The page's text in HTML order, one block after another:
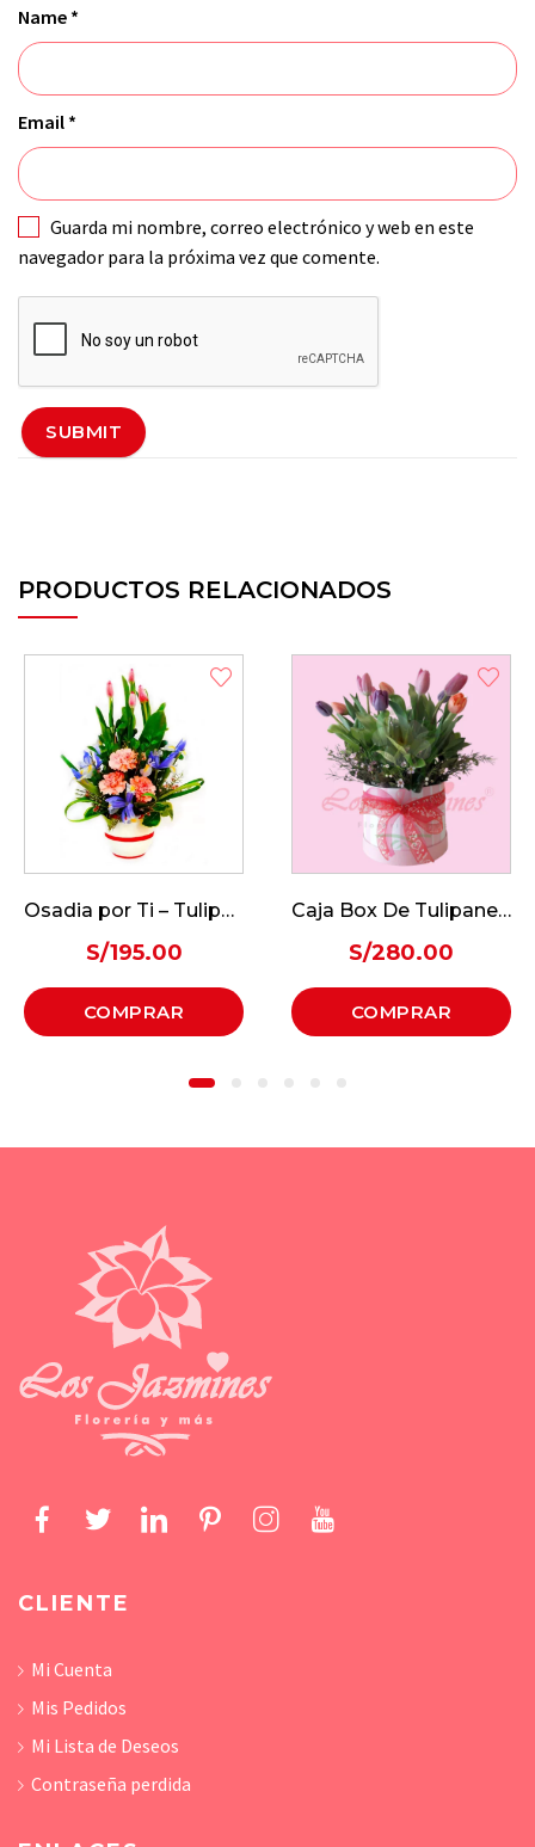
Name *
Email *
Guarda mi nombre, correo electrónico y web en este
navegador para la próxima vez que comente.
PRODUCTOS RELACIONADOS
Osadia por Ti – Tulipanes
S/195.00
COMPRAR
Caja Box De Tulipanes – Hermosos Tulis
S/280.00
COMPRAR
CLIENTE
Mi Cuenta
Mis Pedidos
Mi Lista de Deseos
Contraseña perdida